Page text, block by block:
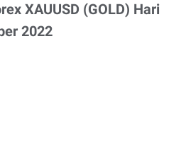
XAUUSD (GOLD) Hari
2022